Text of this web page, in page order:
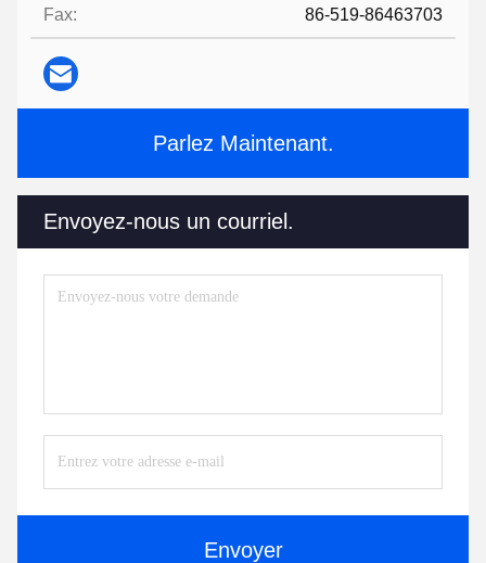
Fax: 86-519-86463703
Parlez Maintenant.
Envoyez-nous un courriel.
Envoyer